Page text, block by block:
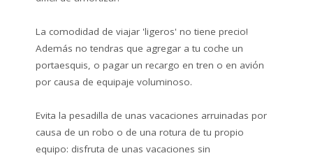
La comodidad de viajar 'ligeros' no tiene precio!
Además no tendras que agregar a tu coche un
portaesquis, o pagar un recargo en tren o en aviόn
por causa de equipaje voluminoso.
Evita la pesadilla de unas vacaciones arruinadas por
causa de un robo o de una rotura de tu propio
equipo: disfruta de unas vacaciones sin